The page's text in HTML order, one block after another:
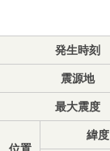
発生時刻
震源地
最大震度
位置
緯度